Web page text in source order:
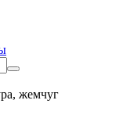
жемчуг